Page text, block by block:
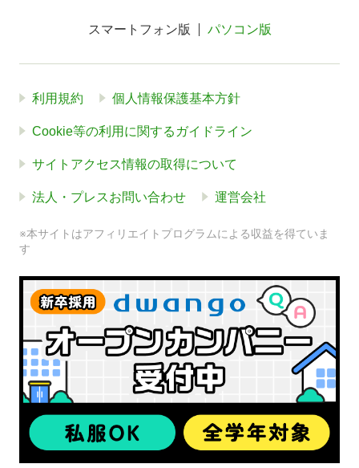
スマートフォン版 パソコン版
利用規約 個人情報保護基本方針
Cookie等の利用に関するガイドライン
サイトアクセス情報の取得について
法人・プレスお問い合わせ 運営会社
※本サイトはアフィリエイトプログラムによる収益を得ていま
す